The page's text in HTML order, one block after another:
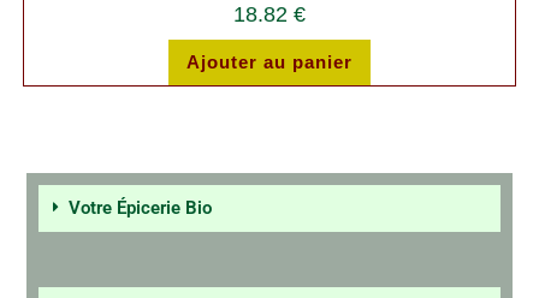
18.82 €
Ajouter au panier
Votre Épicerie Bio